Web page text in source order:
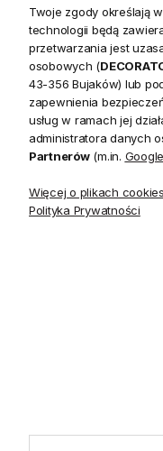
POLECANE
Twoje zgody określają
technologii będą
przetwarzania jest
osobowych (
43-356 Bujaków) lub
zapewnienia
usług w ramach jej
administratora danych
Partnerów(m.in. Google
Więcej o plikach
Polityka Prywatności